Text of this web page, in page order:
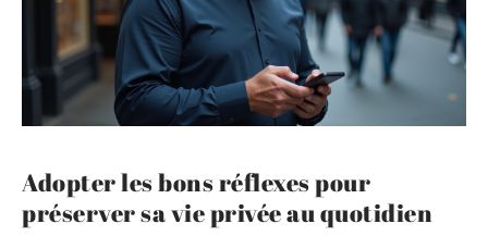
Adopter les bons réflexes pour
préserver sa vie privée au quotidien